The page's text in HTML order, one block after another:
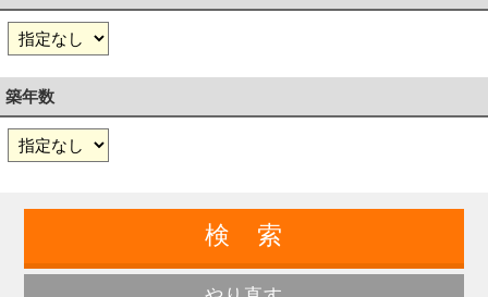
築年数